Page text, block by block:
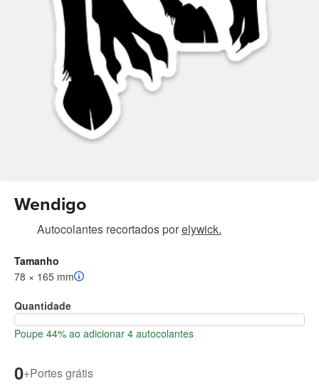
Wendigo
Autocolantes recortadosporelywick.
Tamanho
78 × 165 mm
Quantidade
Poupe 44% ao adicionar 4 autocolantes
0+Portes grátis